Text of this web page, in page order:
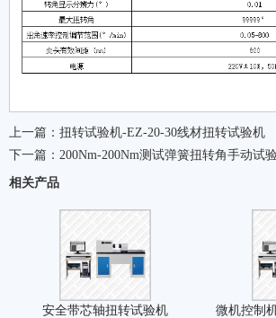
上一篇： 扭转试验机-EZ-20-30线材扭转试验机
下一篇： 200Nm-200Nm测试弹簧扭转角手动试
相关产品
安全带芯轴扭转试验机
微机控制